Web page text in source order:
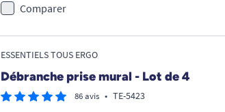
Comparer
ESSENTIELS TOUS ERGO
Débranche prise mural - Lot de 4
86 avis • TE-5423